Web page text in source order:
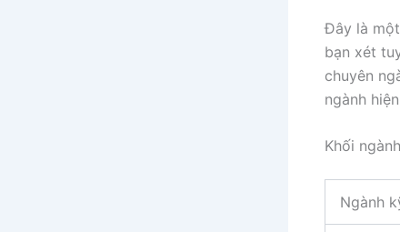
Đây là
bạn xét
chuyên
ngành
Khối
Ngành